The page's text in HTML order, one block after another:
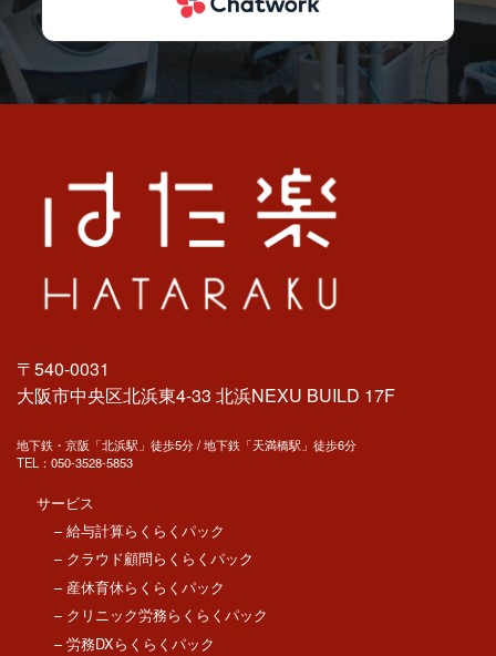
〒540-0031
大阪市中央区北浜東4-33 北浜NEXU BUILD 17F
地下鉄・京阪「北浜駅」徒歩5分 / 地下鉄「天満橋駅」徒歩6分
TEL： 050-3528-5853
サービス
– 給与計算らくらくパック
– クラウド顧問らくらくパック
– 産休育休らくらくパック
– クリニック労務らくらくパック
– 労務DXらくらくパック